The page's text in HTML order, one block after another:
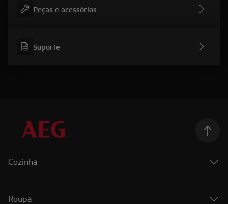
Peças e acessórios
Suporte
Cozinha
Fornos
Roupa